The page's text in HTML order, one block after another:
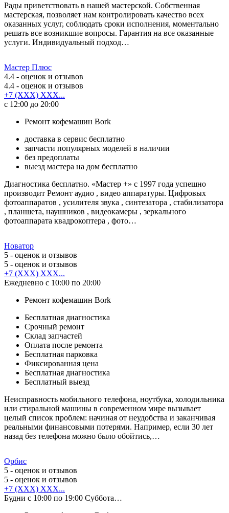
Рады приветствовать в нашей мастерской. Собственная
мастерская, позволяет нам контролировать качество всех
оказанных услуг, соблюдать сроки исполнения, моментально
решать все возникшие вопросы. Гарантия на все оказанные
услуги. Индивидуальный подход…
Мастер Плюс
4.4 - оценок и отзывов
4.4 - оценок и отзывов
+7 (XXX) XXX...
с 12:00 до 20:00
Ремонт кофемашин Bork
доставка в сервис бесплатно
запчасти популярных моделей в наличии
без предоплаты
выезд мастера на дом бесплатно
Диагностика бесплатно. «Мастер +» с 1997 года успешно
производит Ремонт аудио , видео аппаратуры. Цифровых
фотоаппаратов , усилителя звука , синтезатора , стабилизатора
, планшета, наушников , видеокамеры , зеркального
фотоаппарата квадрокоптера , фото…
Новатор
5 - оценок и отзывов
5 - оценок и отзывов
+7 (XXX) XXX...
Ежедневно с 10:00 по 20:00
Ремонт кофемашин Bork
Бесплатная диагностика
Срочный ремонт
Cклад запчастей
Оплата после ремонта
Бесплатная парковка
Фиксированная цена
Бесплатная диагностика
Бесплатный выезд
Неисправность мобильного телефона, ноутбука, холодильника
или стиральной машины в современном мире вызывает
целый список проблем: начиная от неудобства и заканчивая
реальными финансовыми потерями. Например, если 30 лет
назад без телефона можно было обойтись,…
Орбис
5 - оценок и отзывов
5 - оценок и отзывов
+7 (XXX) XXX...
Будни с 10:00 по 19:00 Суббота…